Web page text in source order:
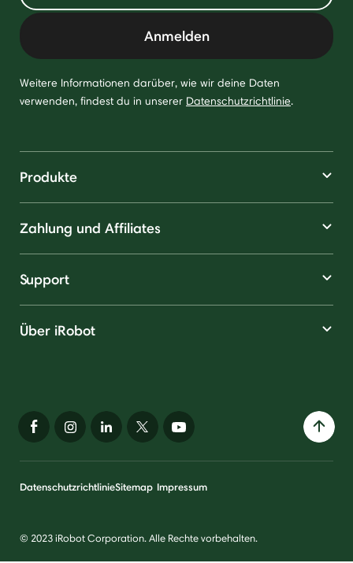
Anmelden
Weitere Informationen darüber, wie wir deine Daten
verwenden, findest du in unserer Datenschutzrichtlinie.
Produkte
Zahlung und Affiliates
Support
Über iRobot
DatenschutzrichtlinieSitemap Impressum
© 2023 iRobot Corporation. Alle Rechte vorbehalten.